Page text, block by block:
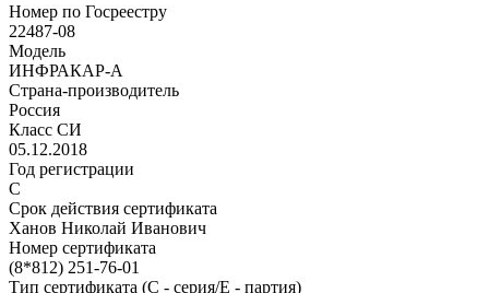
Номер по Госреестру
22487-08
Модель
ИНФРАКАР-А
Страна-производитель
Россия
Класс СИ
05.12.2018
Год регистрации
С
Срок действия сертификата
Ханов Николай Иванович
Номер сертификата
(8*812) 251-76-01
Тип сертификата (C - серия/E - партия)